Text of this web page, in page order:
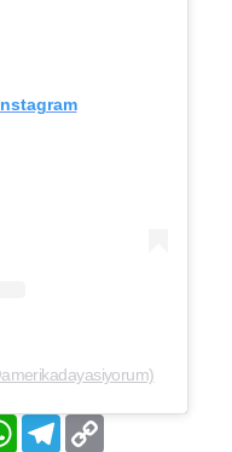
WhatsAppTelegram